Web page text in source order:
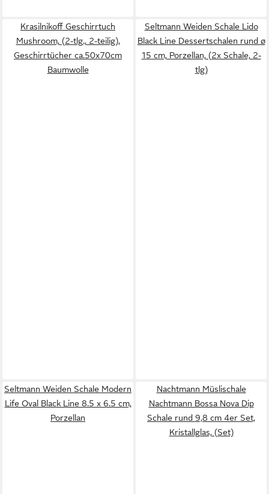
Krasilnikoff Geschirrtuch
Mushroom, (2-tlg., 2-teilig),
Geschirrtücher ca.50x70cm
Baumwolle
Seltmann Weiden Schale Lido
Black Line Dessertschalen rund ø
15 cm, Porzellan, (2x Schale, 2-
tlg)
Seltmann Weiden Schale Modern
Life Oval Black Line 8.5 x 6.5 cm,
Porzellan
Nachtmann Müslischale
Nachtmann Bossa Nova Dip
Schale rund 9,8 cm 4er Set,
Kristallglas, (Set)